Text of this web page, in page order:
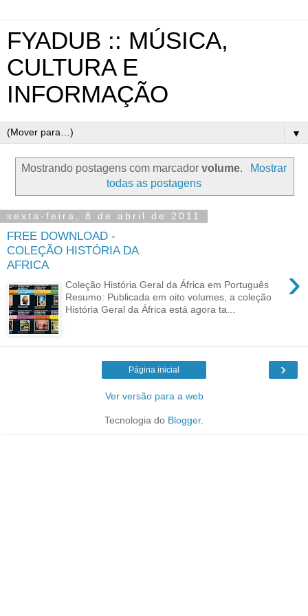
FYADUB :: MÚSICA,
CULTURA E
INFORMAÇÃO
▼
Mostrando postagens com marcadorvolume.
Mostrar
todas as postagens
sexta-feira, 8 de abril de 2011
FREE DOWNLOAD -
COLEÇÃO HISTÓRIA DA
AFRICA
›
Coleção História Geral da África em Português
Resumo: Publicada em oito volumes, a coleção
História Geral da África está agora ta...
›
Página inicial
Ver versão para a web
Tecnologia do Blogger.